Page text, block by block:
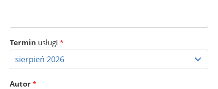
Termin usługi *
Autor *